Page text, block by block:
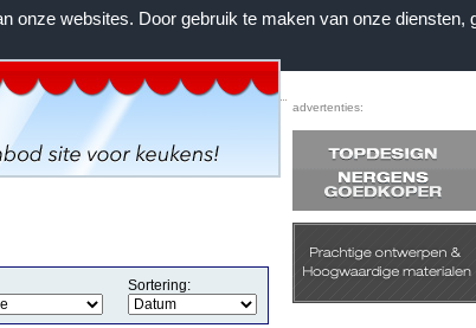
onze websites. Door gebruik te maken van onze diensten,
| Voorwaarden | Contact Favorieten
advertenties:
Sortering: